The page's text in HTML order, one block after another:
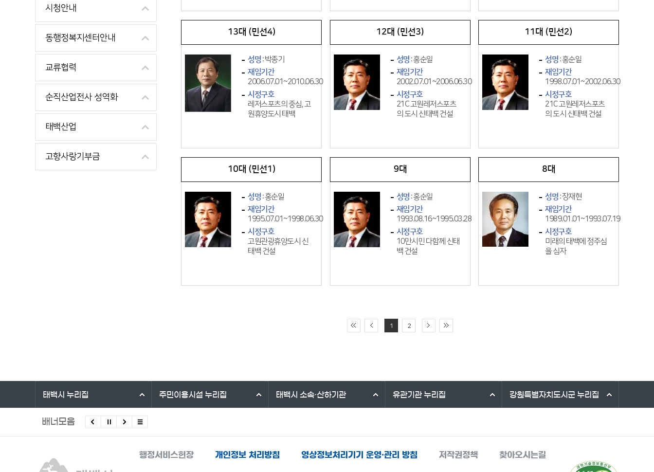
시청안내
동행정복지센터안내
교류협력
순직산업전사 성역화
태백산업
고향사랑기부금
13대 (민선4)
성명 : 박종기
재임기간
2006.07.01~2010.06.30
시정구호
레저스포츠의 중심, 고
원휴양도시 태백
12대 (민선3)
성명 : 홍순일
재임기간
2002.07.01~2006.06.30
시정구호
21C 고원레저스포츠
의 도시 신태백 건설
11대 (민선2)
성명 : 홍순일
재임기간
1998.07.01~2002.06.30
시정구호
21C 고원레저스포츠
의 도시 신태백 건설
10대 (민선1)
성명 : 홍순일
재임기간
1995.07.01~1998.06.30
시정구호
고원관광휴양도시 신
태백 건설
9대
성명 : 홍순일
재임기간
1993.08.16~1995.03.28
시정구호
10만시민 다함께 신태
백 건설
8대
성명 : 장재현
재임기간
1989.01.01~1993.07.19
시정구호
미래의 태백에 정주심
을 심자
1 2
태백시 누리집 주민이용시설 누리집 태백시 소속·산하기관 유관기관누리집 강원특별자치도시군 누리집
배너모음
행정서비스헌장 개인정보 처리방침 영상정보처리기기 운영·관리 방침 저작권정책 찾아오시는길